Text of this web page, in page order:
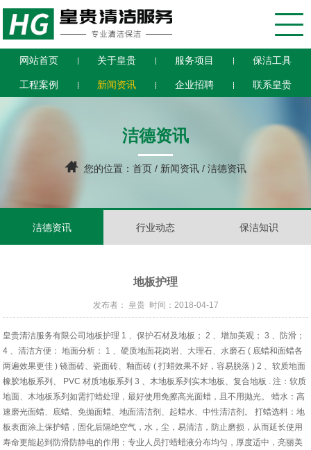
网站首页 关于皇贵 服务项目 保洁工具
工程案例 新闻资讯 企业招聘 联系皇贵
洁德资讯
您的位置： 首页 / 新闻资讯 / 洁德资讯
洁德资讯 行业动态 保洁知识
地板护理
发布者： 皇贵 时间：2018-04-17
皇贵清洁服务有限公司地板护理 1 、保护石材及地板； 2 、增加美观； 3 、防滑；
4 、清洁方便： 地面分析： 1 、硬质地面花岗岩、大理石、水磨石 ( 底蜡和面蜡各
两遍效果更佳 ) 镜面砖、瓷面砖、釉面砖 ( 打蜡效果不好，容易脱落 ) 2 、软质地面
橡胶地板系列、 PVC 材质地板系列 3 、木地板系列实木地板、复合地板 . 注：软质
地面、木地板系列如需打蜡处理，最好使用免擦高光面蜡，且不用抛光。 蜡水：高
速磨光面蜡、底蜡、免抛面蜡、地面清洁剂、起蜡水、中性清洁剂。 打蜡选料：地
板表面涂上保护蜡，固化后隔绝空气，水，尘，易清洁，防止磨损，从而延长使用
寿命更能起到防滑防静电的作用；专业人员打蜡蜡液分布均匀，厚度适中，亮丽美